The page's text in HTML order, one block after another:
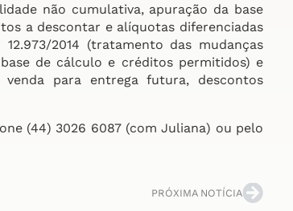
não cumulativa, apuração da base
a descontar e alíquotas diferenciadas
2014 (tratamento das mudanças
de cálculo e créditos permitidos) e
venda para entrega futura, descontos
(44) 3026 6087 (com Juliana) ou pelo
PRÓXIMA NOTÍCIA